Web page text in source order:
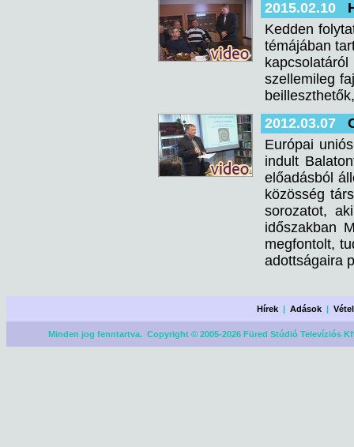
2015.02.10
Kedden
témájában
szellemileg
2012.03.07
Európai
indult
előadásból
közösség
sorozatot,
időszakban
megfontolt,
adottságaira
Hírek |Adások |
Minden jog fenntartva. Copyright © 2005-2026 Füred Stúdió Televíziós